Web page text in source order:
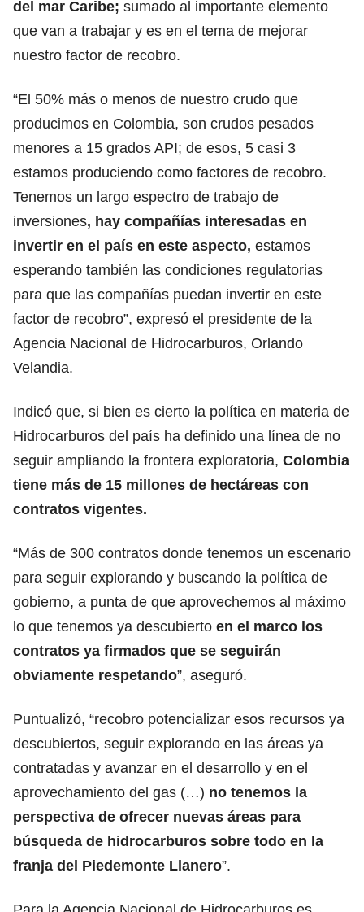
del mar Caribe; sumado al importante elemento
que van a trabajar y es en el tema de mejorar
nuestro factor de recobro.
“El 50% más o menos de nuestro crudo que
producimos en Colombia, son crudos pesados
menores a 15 grados API; de esos, 5 casi 3
estamos produciendo como factores de recobro.
Tenemos un largo espectro de trabajo de
inversiones, hay compañías interesadas en
invertir en el país en este aspecto, estamos
esperando también las condiciones regulatorias
para que las compañías puedan invertir en este
factor de recobro”, expresó el presidente de la
Agencia Nacional de Hidrocarburos, Orlando
Velandia.
Indicó que, si bien es cierto la política en materia de
Hidrocarburos del país ha definido una línea de no
seguir ampliando la frontera exploratoria, Colombia
tiene más de 15 millones de hectáreas con
contratos vigentes.
“Más de 300 contratos donde tenemos un escenario
para seguir explorando y buscando la política de
gobierno, a punta de que aprovechemos al máximo
lo que tenemos ya descubierto en el marco los
contratos ya firmados que se seguirán
obviamente respetando”, aseguró.
Puntualizó, “recobro potencializar esos recursos ya
descubiertos, seguir explorando en las áreas ya
contratadas y avanzar en el desarrollo y en el
aprovechamiento del gas (…) no tenemos la
perspectiva de ofrecer nuevas áreas para
búsqueda de hidrocarburos sobre todo en la
franja del Piedemonte Llanero”.